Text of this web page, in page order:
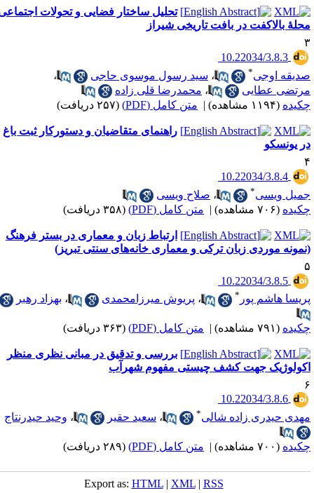
تحلیل ساختار فضایی و تحولات اجتماعی
در بافت تاریخی شیراز
10.22034/
* ،سید رسول موسوی حاجی
،
،محمدرضا قلی زاده
| متن کامل (PDF) (۲۵۷ دریافت)
راهنمای متقاضیان و دستورکار ثبت باغ
10.22034/
* ،صلاح ویسی
| متن کامل (PDF) (۳۵۸ دریافت)
ارتباط زبان و معماری در بستر فرهنگ
زبان ترکی و معماری خانه‌های سنتی تبریز)
10.22034/
پور* ،پریوش میرزامحمدی ،بهزاد رهبر
| متن کامل (PDF) (۳۶۳ دریافت)
بررسی و تدقیق در مبانی نظری منظر
جهت کشف چیستی مفهوم شهرآب
10.22034/
زاده شالی
،سعید حقیر ،وحید حیدرنتاج
| متن کامل (PDF) (۲۸۹ دریافت)
Export as: HTML|XML